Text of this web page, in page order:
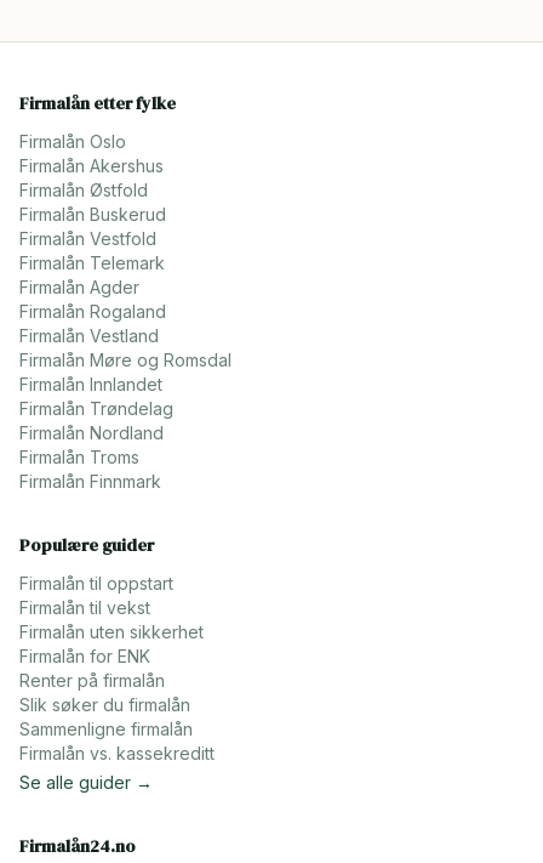
Firmalån etter fylke
Firmalån Oslo
Firmalån Akershus
Firmalån Østfold
Firmalån Buskerud
Firmalån Vestfold
Firmalån Telemark
Firmalån Agder
Firmalån Rogaland
Firmalån Vestland
Firmalån Møre og Romsdal
Firmalån Innlandet
Firmalån Trøndelag
Firmalån Nordland
Firmalån Troms
Firmalån Finnmark
Populære guider
Firmalån til oppstart
Firmalån til vekst
Firmalån uten sikkerhet
Firmalån for ENK
Renter på firmalån
Slik søker du firmalån
Sammenligne firmalån
Firmalån vs. kassekreditt
Se alle guider →
Firmalån24.no